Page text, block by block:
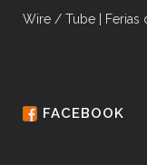
Wire / Tube | Ferias
FACEBOOK